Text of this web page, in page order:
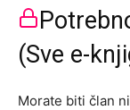
(Sve e-
Morate biti član